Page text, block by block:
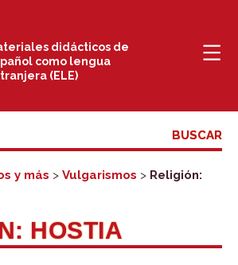
didácticos de
como lengua
(ELE)
y más > Vulgarismos > Religión:
HOSTIA